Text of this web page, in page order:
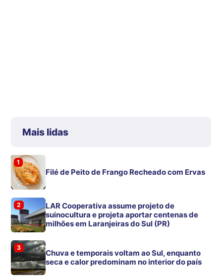
Mais lidas
1
Filé de Peito de Frango Recheado com Ervas
2
LAR Cooperativa assume projeto de
suinocultura e projeta aportar centenas de
milhões em Laranjeiras do Sul (PR)
3
Chuva e temporais voltam ao Sul, enquanto
seca e calor predominam no interior do país